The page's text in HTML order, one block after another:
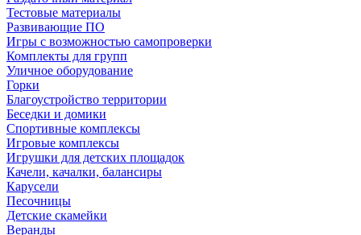
Тестовые материалы
Развивающие ПО
Игры с возможностью самопроверки
Комплекты для групп
Уличное оборудование
Горки
Благоустройство территории
Беседки и домики
Спортивные комплексы
Игровые комплексы
Игрушки для детских площадок
Качели, качалки, балансиры
Карусели
Песочницы
Детские скамейки
Веранды